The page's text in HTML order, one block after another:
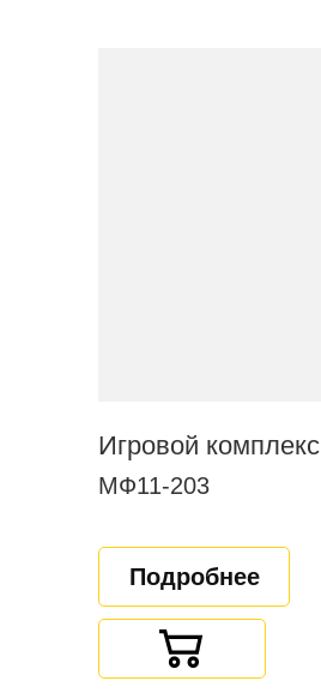
Игровой комплекс
МФ11-203
Подробнее